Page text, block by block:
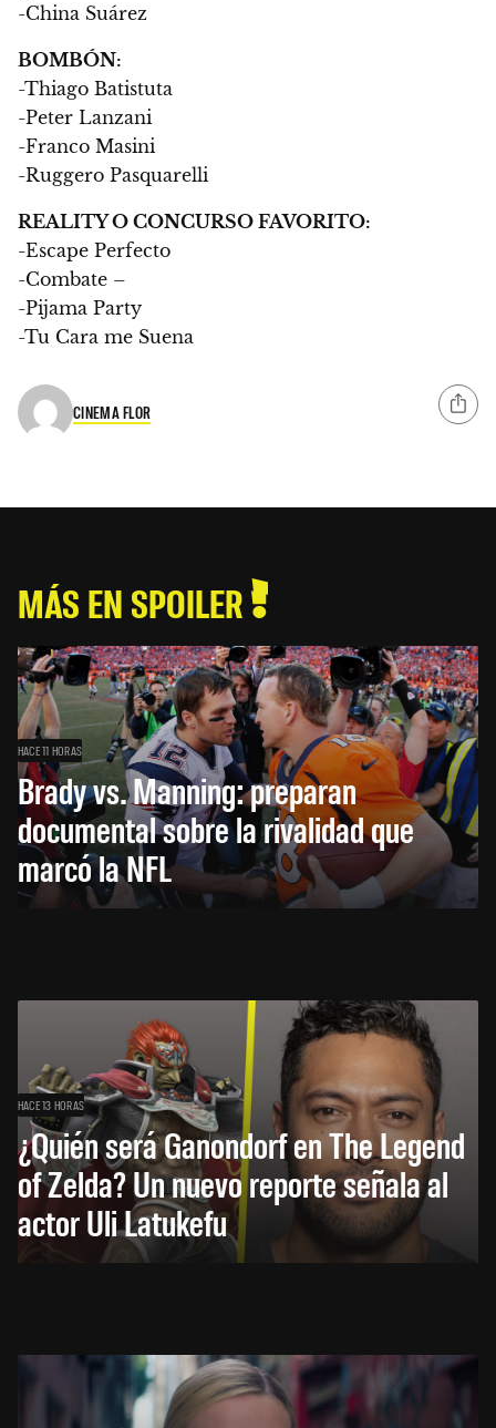
-China Suárez
BOMBÓN:
-Thiago Batistuta
-Peter Lanzani
-Franco Masini
-Ruggero Pasquarelli
REALITY O CONCURSO FAVORITO:
-Escape Perfecto
-Combate –
-Pijama Party
-Tu Cara me Suena
CINEMA FLOR
MÁS EN SPOILER
HACE 11 HORAS
Brady vs. Manning: preparan
documental sobre la rivalidad que
marcó la NFL
HACE 13 HORAS
¿Quién será Ganondorf en The Legend
of Zelda? Un nuevo reporte señala al
actor Uli Latukefu